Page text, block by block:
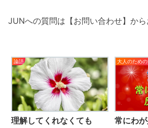
JUNへの質問は【お問い合わせ】から
論語
理解してくれなくても
大人のため
常にわ